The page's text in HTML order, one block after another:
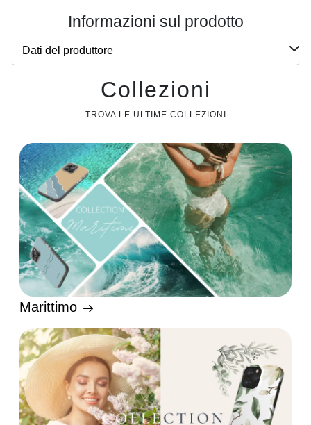
Informazioni sul prodotto
Dati del produttore
Collezioni
TROVA LE ULTIME COLLEZIONI
Marittimo